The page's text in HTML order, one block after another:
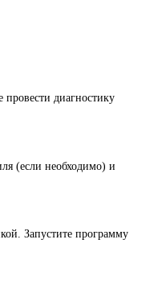
диагностику
(если необходимо) и
Запустите программу